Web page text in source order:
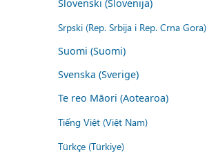
Slovenski (Slovenija)
Srpski (Rep. Srbija i Rep. Crna Gora)
Suomi (Suomi)
Svenska (Sverige)
Te reo Māori (Aotearoa)
Tiếng Việt (Việt Nam)
Türkçe (Türkiye)